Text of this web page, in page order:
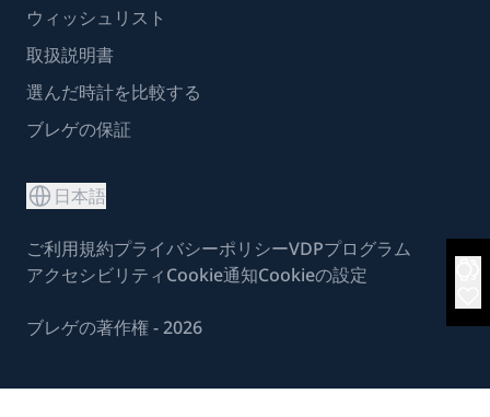
ウィッシュリスト
取扱説明書
選んだ時計を比較する
ブレゲの保証
日本語
ご利用規約プライバシーポリシーVDPプログラム
アクセシビリティCookie通知Cookieの設定
ブレゲの著作権 - 2026